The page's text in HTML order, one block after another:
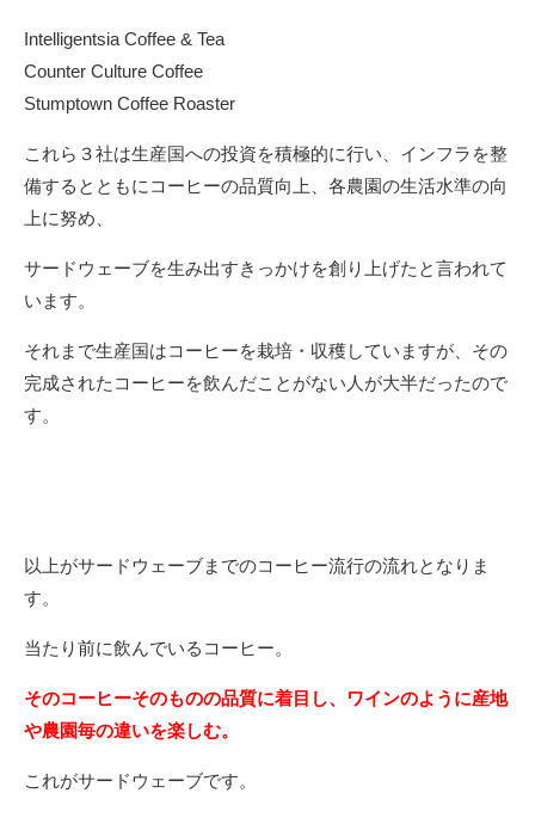
Intelligentsia Coffee & Tea
Counter Culture Coffee
Stumptown Coffee Roaster
これら３社は生産国への投資を積極的に行い、インフラを整
備するとともにコーヒーの品質向上、各農園の生活水準の向
上に努め、
サードウェーブを生み出すきっかけを創り上げたと言われて
います。
それまで生産国はコーヒーを栽培・収穫していますが、その
完成されたコーヒーを飲んだことがない人が大半だったので
す。
以上がサードウェーブまでのコーヒー流行の流れとなりま
す。
当たり前に飲んでいるコーヒー。
そのコーヒーそのものの品質に着目し、ワインのように産地
や農園毎の違いを楽しむ。
これがサードウェーブです。